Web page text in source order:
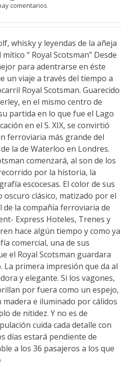
comentarios
whisky y leyendas de la añeja
“ Royal Scotsman” Desde
para adentrarse en éste
un viaje a través del tiempo a
Royal Scotsman. Guarecido
en el mismo centro de
partida en lo que fue el Lago
en el S. XIX, se convirtió
ferroviaria más grande del
la de Waterloo en Londres.
comenzará, al son de los
por la historia, la
escocesas. El color de sus
oscuro clásico, matizado por el
de la compañía ferroviaria de
Express Hoteles, Trenes y
hace algún tiempo y como ya
comercial, una de sus
el Royal Scotsman guardara
La primera impresión que da al
y elegante. Si los vagones,
por fuera como un espejo,
e iluminado por cálidos
de nitidez. Y no es de
cuida cada detalle con
días estará pendiente de
a los 36 pasajeros a los que